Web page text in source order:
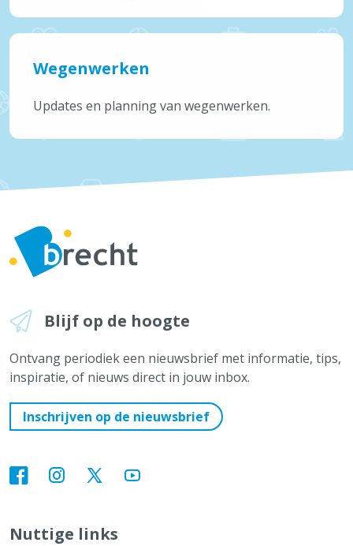
Wegenwerken
Updates en planning van wegenwerken.
Blijf op de hoogte
Ontvang periodiek een nieuwsbrief met informatie, tips,
inspiratie, of nieuws direct in jouw inbox.
Inschrijven op de nieuwsbrief
Nuttige links